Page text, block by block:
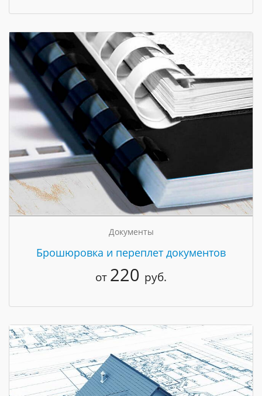
Документы
Брошюровка и переплет документов
от 220 руб.